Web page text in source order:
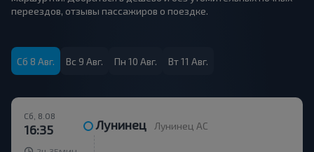
переездов, отзывы пассажиров о поездке.
Сб 8 Авг. Вс 9 Авг. Пн 10 Авг. Вт 11 Авг.
Сб, 8.08
16:35 Лунинец Лунинец АС